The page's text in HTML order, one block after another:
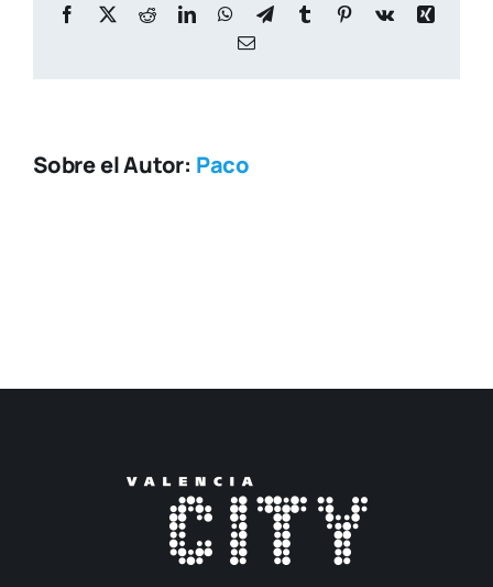
Facebook
X RedditLinkedInWhatsApp
TelegramTumblr Pinterest
Vk
Xing
Correo
Sobre el Autor: Paco